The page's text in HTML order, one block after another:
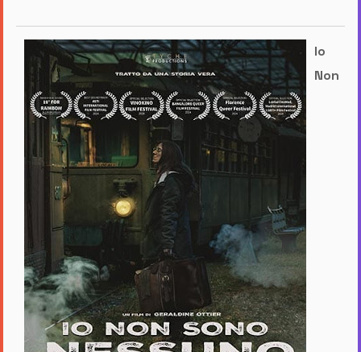
Io
Non